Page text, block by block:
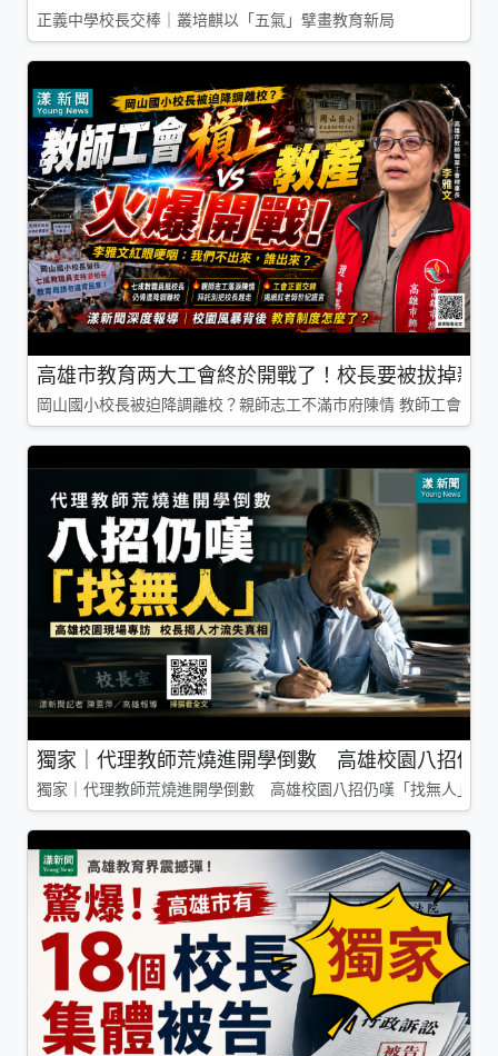
正義中學校長交棒｜叢培麒以「五氣」擘畫教育新局
高雄市教育两大工會終於開戰了！校長要被拔掉親
岡山國小校長被迫降調離校？親師志工不滿市府陳情 教師工會槓
獨家｜代理教師荒燒進開學倒數 高雄校園八招仍
獨家｜代理教師荒燒進開學倒數 高雄校園八招仍嘆「找無人」